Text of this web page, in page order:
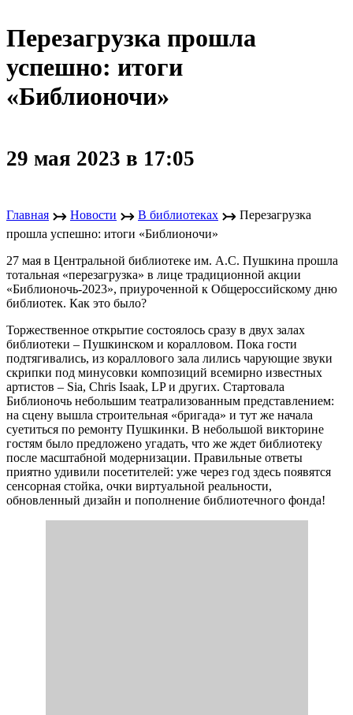
Перезагрузка прошла
успешно: итоги
«Библионочи»
29 мая 2023 в 17:05
Главная ↣ Новости ↣ В библиотеках ↣ Перезагрузка
прошла успешно: итоги «Библионочи»
27 мая в Центральной библиотеке им. А.С. Пушкина прошла
тотальная «перезагрузка» в лице традиционной акции
«Библионочь-2023», приуроченной к Общероссийскому дню
библиотек. Как это было?
Торжественное открытие состоялось сразу в двух залах
библиотеки – Пушкинском и коралловом. Пока гости
подтягивались, из кораллового зала лились чарующие звуки
скрипки под минусовки композиций всемирно известных
артистов – Sia, Chris Isaak, LP и других. Стартовала
Библионочь небольшим театрализованным представлением:
на сцену вышла строительная «бригада» и тут же начала
суетиться по ремонту Пушкинки. В небольшой викторине
гостям было предложено угадать, что же ждет библиотеку
после масштабной модернизации. Правильные ответы
приятно удивили посетителей: уже через год здесь появятся
сенсорная стойка, очки виртуальной реальности,
обновленный дизайн и пополнение библиотечного фонда!